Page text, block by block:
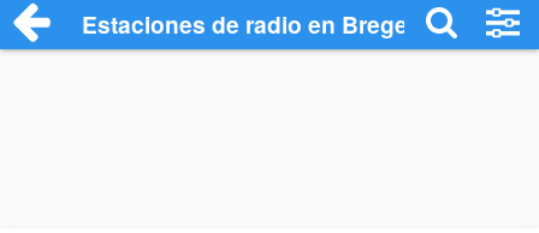
Estaciones de radio en Bregenz -